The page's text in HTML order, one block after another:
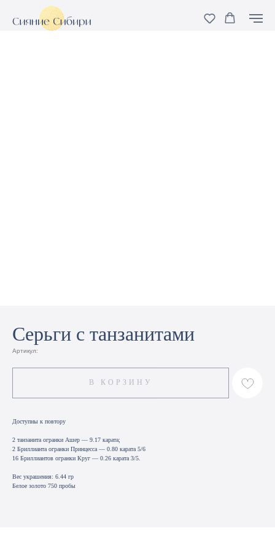
Серьги с танзанитами
Артикул:
В КОРЗИНУ
Доступны к повтору
2 танзанита огранки Ашер — 9.17 карата;
2 Бриллианта огранки Принцесса — 0.80 карата 5/6
16 Бриллиантов огранки Круг — 0.26 карата 3/5.
Вес украшения: 6.44 гр
Белое золото 750 пробы